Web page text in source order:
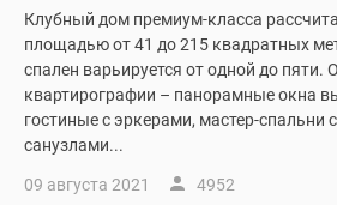
Клубный дом премиум-класса
площадью от 41 до 215 квадратных
спален варьируется от одной до пяти.
квартирографии – панорамные окна
гостиные с эркерами, мастер-спальни
санузлами...
09 августа 2021 4952